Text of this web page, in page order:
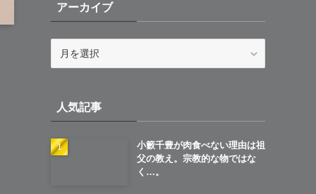
アーカイブ
ブ人気記事
小籔千豊が肉食べない理由は祖
父の教え。宗教的な物ではな
く…。